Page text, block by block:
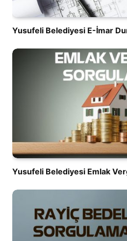
Yusufeli Belediyesi E-İmar
Yusufeli Belediyesi Emlak